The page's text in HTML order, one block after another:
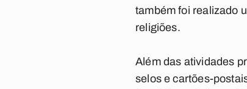
também foi realizado
religiões.
Além das atividades
selos e cartões-